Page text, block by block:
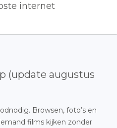
internet
(update augustus
Browsen, foto’s en
films kijken zonder